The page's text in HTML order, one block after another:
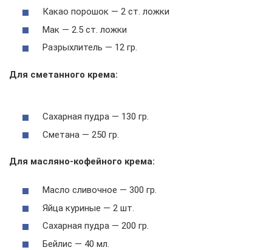
Какао порошок — 2 ст. ложки
Мак — 2.5 ст. ложки
Разрыхлитель — 12 гр.
Для сметанного крема:
Сахарная пудра — 130 гр.
Сметана — 250 гр.
Для масляно-кофейного крема:
Масло сливочное — 300 гр.
Яйца куриные — 2 шт.
Сахарная пудра — 200 гр.
Бейлис — 40 мл.